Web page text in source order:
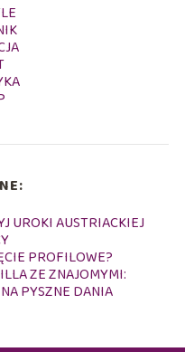
UROKI AUSTRIACKIEJ
PROFILOWE?
ZE ZNAJOMYMI:
PYSZNE DANIA